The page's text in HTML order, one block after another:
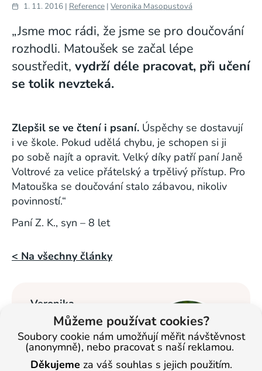
Můžeme používat cookies?
Soubory cookie nám umožňují měřit návštěvnost
(anonymně), nebo pracovat s naší reklamou.
Děkujeme za váš souhlas s jejich použitím.
1. 11. 2016 | Reference | Veronika Masopustová
„Jsme moc rádi, že jsme se pro doučování
rozhodli. Matoušek se začal lépe
soustředit, vydrží déle pracovat, při učení
se tolik nevzteká.
Zlepšil se ve čtení i psaní. Úspěchy se dostavují
i ve škole. Pokud udělá chybu, je schopen si ji
po sobě najít a opravit. Velký díky patří paní Janě
Voltrové za velice přátelský a trpělivý přístup. Pro
Matouška se doučování stalo zábavou, nikoliv
povinností.“
Paní Z. K., syn – 8 let
< Na všechny články
Veronika
Masopustová
Vzdělávání dětí se
věnuje od roku